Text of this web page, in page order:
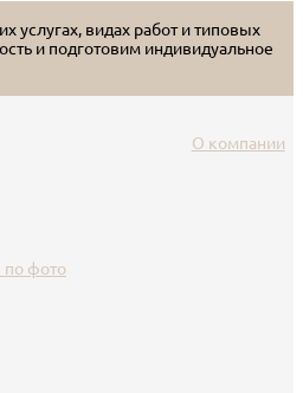
услугах, видах работ и типовых
и подготовим индивидуальное
О компании
по фото